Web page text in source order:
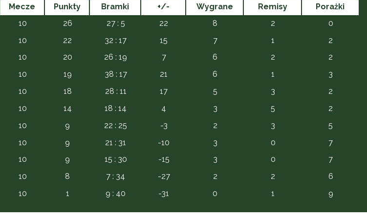
Mecze Punkty Bramki +/- Wygrane Remisy
Porażki
10 26 27 : 5 22 8 2
0
10 22 32 : 17 15 7 1
2
10 20 26 : 19 7 6 2
2
10 19 38 : 17 21 6 1
3
10 18 28 : 11 17 5 3
2
10 14 18 : 14 4 3 5
2
10 9 22 : 25 -3 2 3
5
10 9 21 : 31 -10 3 0
7
10 9 15 : 30 -15 3 0
7
10 8 7 : 34 -27 2 2
6
10 1 9 : 40 -31 0 1 9